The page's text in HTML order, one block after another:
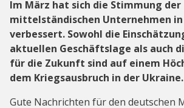
Im März hat sich die Stimmung der
mittelständischen Unternehmen in
verbessert. Sowohl die
aktuellen Geschäftslage als auch
für die Zukunft sind auf einem
dem Kriegsausbruch in der Ukraine.
Gute Nachrichten für den deutschen